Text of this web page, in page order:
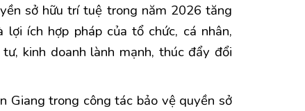
sở hữu trí tuệ trong năm 2026 tăng
ích hợp pháp của tổ chức, cá nhân,
kinh doanh lành mạnh, thúc đẩy đổi
Giang trong công tác bảo vệ quyền sở